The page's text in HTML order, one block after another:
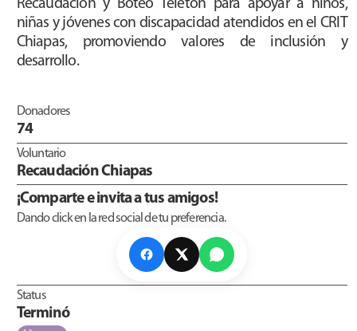
Recaudación y Boteo Teletón para apoyar a niños,
niñas y jóvenes con discapacidad atendidos en el CRIT
Chiapas, promoviendo valores de inclusión y
desarrollo.
Donadores
74
Voluntario
Recaudación Chiapas
¡Comparte e invita a tus amigos!
Dando click en la red social de tu preferencia.
Status
Terminó